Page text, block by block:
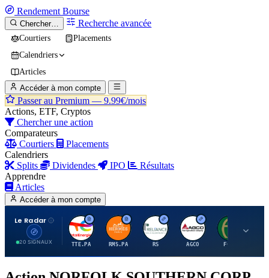
Rendement Bourse
Chercher… Recherche avancée
Courtiers
Placements
Calendriers
Articles
Accéder à mon compte
Passer au Premium — 9.99€/mois
Actions, ETF, Cryptos
Chercher une action
Comparateurs
Courtiers
Placements
Calendriers
Splits
Dividendes IPO
Résultats
Apprendre
Articles
Accéder à mon compte
Le Radar
20 SIGNAUX
T
TTE.PA
H
RMS.PA
R
RS
A
AGCO FCFS